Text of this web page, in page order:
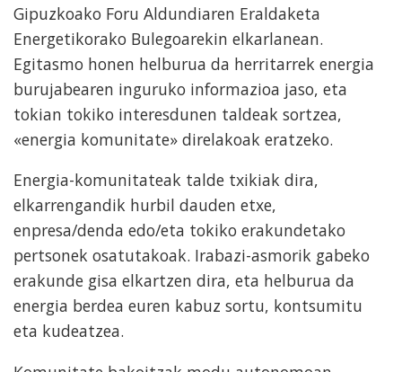
Gipuzkoako Foru Aldundiaren Eraldaketa
Energetikorako Bulegoarekin elkarlanean.
Egitasmo honen helburua da herritarrek energia
burujabearen inguruko informazioa jaso, eta
tokian tokiko interesdunen taldeak sortzea,
«energia komunitate» direlakoak eratzeko.
Energia-komunitateak talde txikiak dira,
elkarrengandik hurbil dauden etxe,
enpresa/denda edo/eta tokiko erakundetako
pertsonek osatutakoak. Irabazi-asmorik gabeko
erakunde gisa elkartzen dira, eta helburua da
energia berdea euren kabuz sortu, kontsumitu
eta kudeatzea.